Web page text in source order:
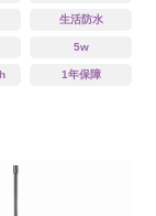
生活防水
5w
1年保障